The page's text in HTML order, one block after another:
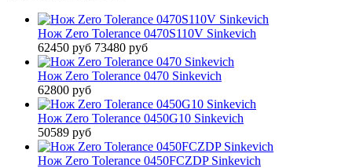
Нож Zero Tolerance 0470S110V Sinkevich
62450 руб 73480 руб
Нож Zero Tolerance 0470 Sinkevich
62800 руб
Нож Zero Tolerance 0450G10 Sinkevich
50589 руб
Нож Zero Tolerance 0450FCZDP Sinkevich